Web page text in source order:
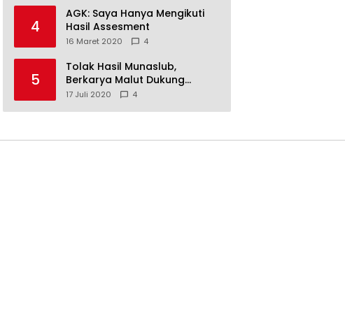
4
AGK: Saya Hanya Mengikuti
Hasil Assesment
16 Maret 2020 4
5
Tolak Hasil Munaslub,
Berkarya Malut Dukung
Tommy Soeharto
17 Juli 2020 4